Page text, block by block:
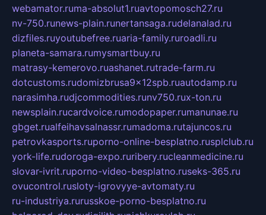
webamator.ruma-absolut1.ruavtopomosch27.ru
nv-750.runews-plain.runertansaga.rudelanalad.ru
dizfiles.ruyoutubefree.ruaria-family.ruroadli.ru
planeta-samara.rumysmartbuy.ru
matrasy-kemerovo.ruashanet.rutrade-farm.ru
dotcustoms.rudomizbrusa9x12spb.ruautodamp.ru
narasimha.rudjcommodities.runv750.rux-ton.ru
newsplain.rucardvoice.rumodopaper.rumanunae.ru
gbget.rualfeihavsalnassr.rumadoma.rutajuncos.ru
petrovkasports.ruporno-online-besplatno.rusplclub.ru
york-life.rudoroga-expo.ruribery.rucleanmedicine.ru
slovar-ivrit.ruporno-video-besplatno.ruseks-365.ru
ovucontrol.rusloty-igrovyye-avtomaty.ru
ru-industriya.rurusskoe-porno-besplatno.ru